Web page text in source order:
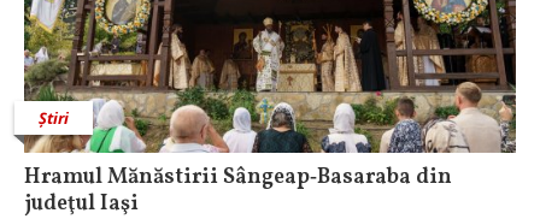
Știri
Hramul Mănăstirii Sângeap‑Basaraba din
judeţul Iaşi